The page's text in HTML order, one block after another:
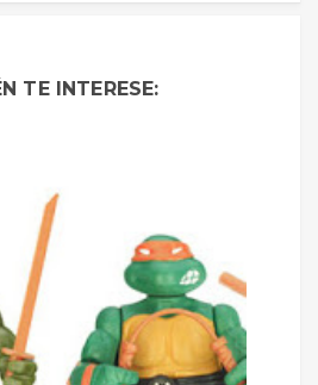
TE INTERESE: